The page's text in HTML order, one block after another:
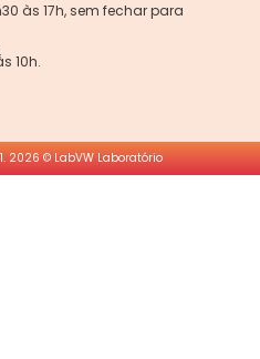
às 17h, sem fechar para
10h.
2026 © LabVW Laboratório